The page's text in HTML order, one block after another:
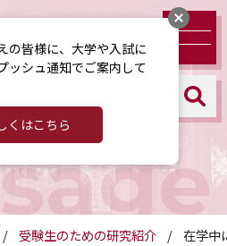
究紹介
受験生のための研究紹介 在学中
の皆様に、大学や入試に
ッシュ通知でご案内して
くはこちら